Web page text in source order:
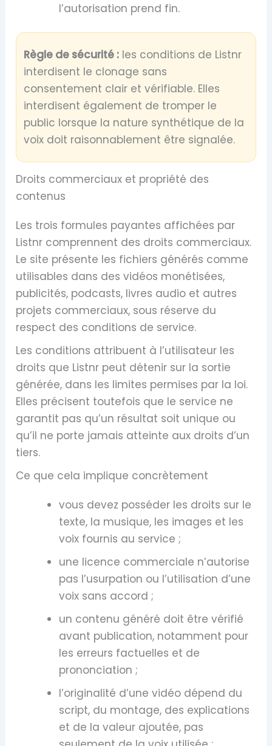
l’autorisation prend fin.
Règle de sécurité : les conditions de Listnr
interdisent le clonage sans
consentement clair et vérifiable. Elles
interdisent également de tromper le
public lorsque la nature synthétique de la
voix doit raisonnablement être signalée.
Droits commerciaux et propriété des
contenus
Les trois formules payantes affichées par
Listnr comprennent des droits commerciaux.
Le site présente les fichiers générés comme
utilisables dans des vidéos monétisées,
publicités, podcasts, livres audio et autres
projets commerciaux, sous réserve du
respect des conditions de service.
Les conditions attribuent à l’utilisateur les
droits que Listnr peut détenir sur la sortie
générée, dans les limites permises par la loi.
Elles précisent toutefois que le service ne
garantit pas qu’un résultat soit unique ou
qu’il ne porte jamais atteinte aux droits d’un
tiers.
Ce que cela implique concrètement
vous devez posséder les droits sur le
texte, la musique, les images et les
voix fournis au service ;
une licence commerciale n’autorise
pas l’usurpation ou l’utilisation d’une
voix sans accord ;
un contenu généré doit être vérifié
avant publication, notamment pour
les erreurs factuelles et de
prononciation ;
l’originalité d’une vidéo dépend du
script, du montage, des explications
et de la valeur ajoutée, pas